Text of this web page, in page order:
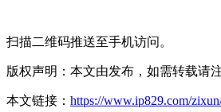
扫描二维码推送至手机访问。
版权声明：本文由发布，如需转载请
本文链接： https://www.ip829.com/